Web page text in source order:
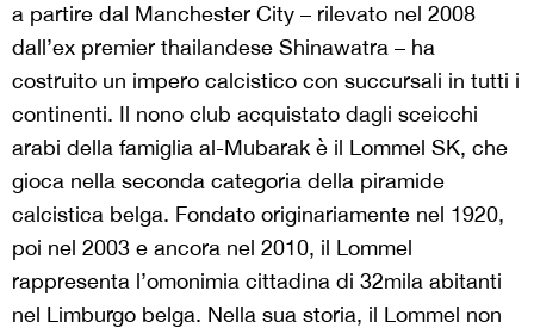
a partire dal Manchester City – rilevato nel 2008
dall’ex premier thailandese Shinawatra – ha
costruito un impero calcistico con succursali in tutti i
continenti. Il nono club acquistato dagli sceicchi
arabi della famiglia al-Mubarak è il Lommel SK, che
gioca nella seconda categoria della piramide
calcistica belga. Fondato originariamente nel 1920,
poi nel 2003 e ancora nel 2010, il Lommel
rappresenta l’omonimia cittadina di 32mila abitanti
nel Limburgo belga. Nella sua storia, il Lommel non